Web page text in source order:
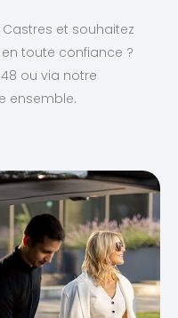
et souhaitez
toute confiance ?
ou via notre
ensemble.